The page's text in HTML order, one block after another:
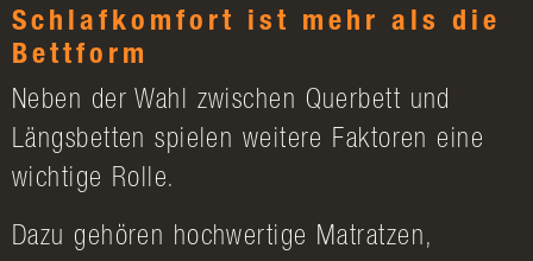
Schlafkomfort ist mehr als die
Bettform
Neben der Wahl zwischen Querbett und
Längsbetten spielen weitere Faktoren eine
wichtige Rolle.
Dazu gehören hochwertige Matratzen,